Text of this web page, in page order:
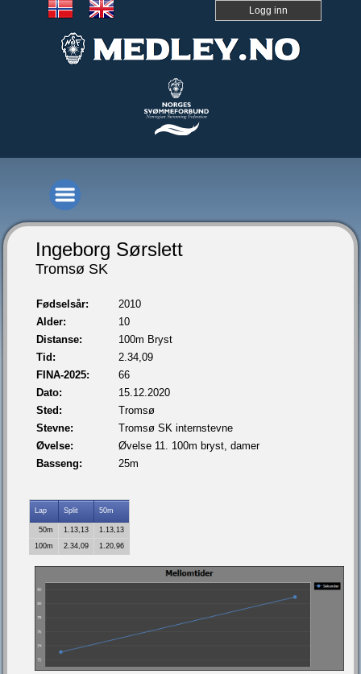
Logg inn
Ingeborg Sørslett
Tromsø SK
Fødselsår:
2010
Alder:
10
Distanse:
100m Bryst
Tid:
2.34,09
FINA-2025:
66
Dato:
15.12.2020
Sted:
Tromsø
Stevne:
Tromsø SK internstevne
Øvelse:
Øvelse 11. 100m bryst, damer
Basseng:
25m
Lap Split 50m
50m 1.13,13
1.13,13
100m
2.34,09 1.20,96